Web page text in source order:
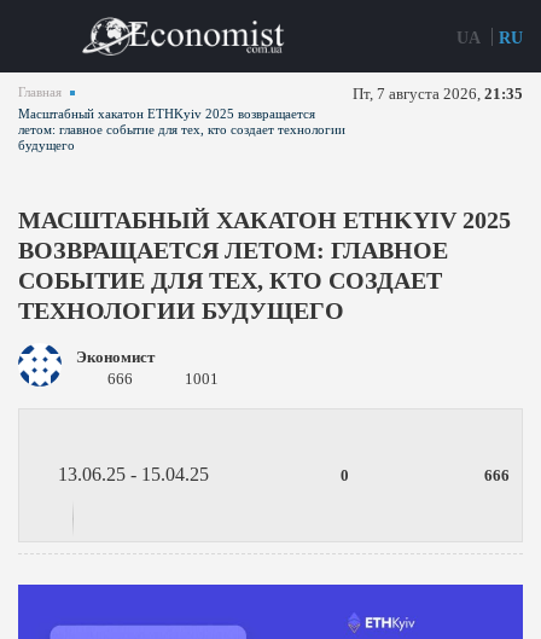
UA RU
Главная
Масштабный хакатон ETHKyiv 2025 возвращается
летом: главное событие для тех, кто создает технологии
будущего
Пт, 7 августа 2026, 21:35
МАСШТАБНЫЙ ХАКАТОН ETHKYIV 2025
ВОЗВРАЩАЕТСЯ ЛЕТОМ: ГЛАВНОЕ
СОБЫТИЕ ДЛЯ ТЕХ, КТО СОЗДАЕТ
ТЕХНОЛОГИИ БУДУЩЕГО
Экономист
666
1001
13.06.25 - 15.04.25 0 666